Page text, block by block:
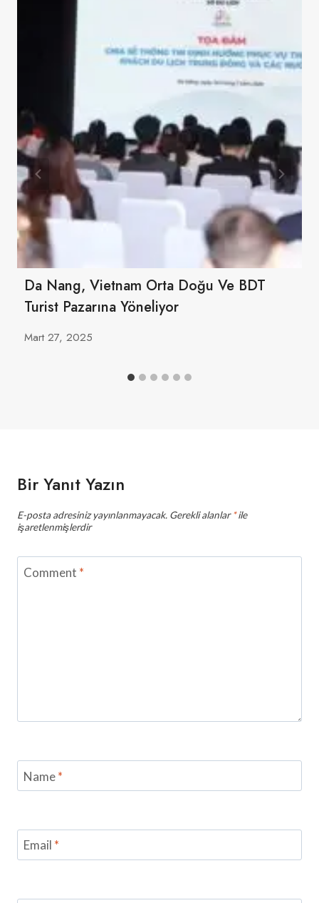
Da Nang, Vietnam Orta Doğu Ve BDT
Turist Pazarına Yöneliyor
Mart 27, 2025
Bir Yanıt Yazın
E-posta adresiniz yayınlanmayacak. Gerekli alanlar*ile
işaretlenmişlerdir
Comment *
Name*
Email *